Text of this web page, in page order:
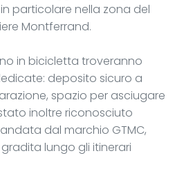
particolare nella zona del
Montferrand.
in bicicletta troveranno
deposito sicuro a
spazio per asciugare
inoltre riconosciuto
dal marchio GTMC,
lungo gli itinerari